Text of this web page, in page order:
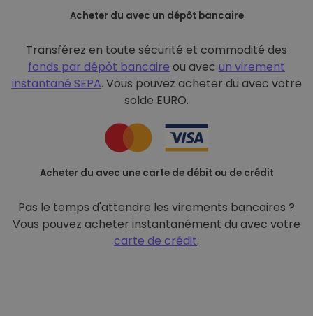
Acheter du avec un dépôt bancaire
Transférez en toute sécurité et commodité des
fonds par dépôt bancaire ou avec un virement
instantané SEPA. Vous pouvez acheter du avec votre
solde EURO.
Acheter du avec une carte de débit ou de crédit
Pas le temps d'attendre les virements bancaires ?
Vous pouvez acheter instantanément du avec votre
carte de crédit.